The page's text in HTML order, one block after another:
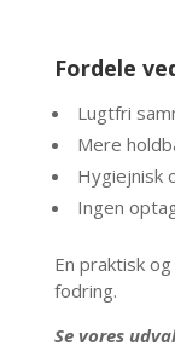
Fordele
Lugtfri
Mere
Hygiejnisk
Ingen
En praktisk
fodring.
Se vores